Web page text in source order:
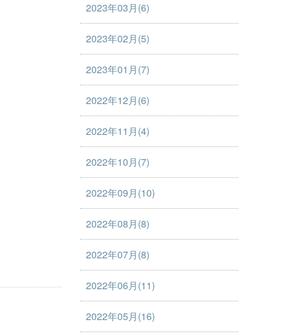
2023年03月(6)
2023年02月(5)
2023年01月(7)
2022年12月(6)
2022年11月(4)
2022年10月(7)
2022年09月(10)
2022年08月(8)
2022年07月(8)
2022年06月(11)
2022年05月(16)